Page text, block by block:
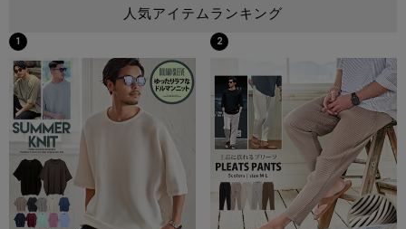
人気アイテムランキング
1 2